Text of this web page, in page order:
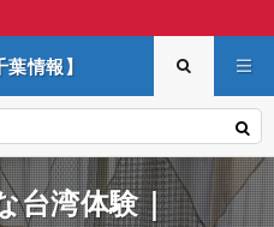
情報】
台湾体験｜